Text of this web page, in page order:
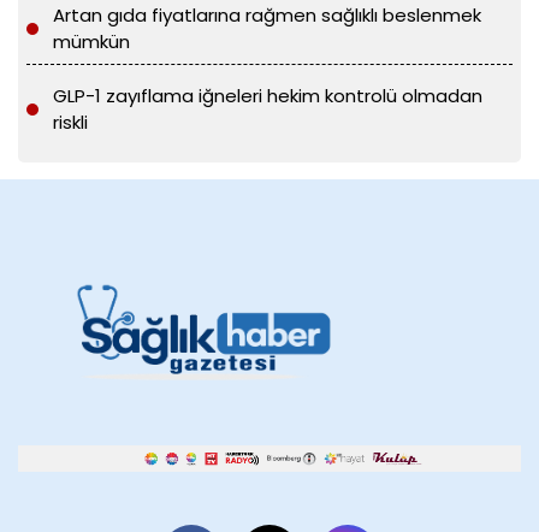
Artan gıda fiyatlarına rağmen sağlıklı beslenmek
mümkün
GLP-1 zayıflama iğneleri hekim kontrolü olmadan
riskli